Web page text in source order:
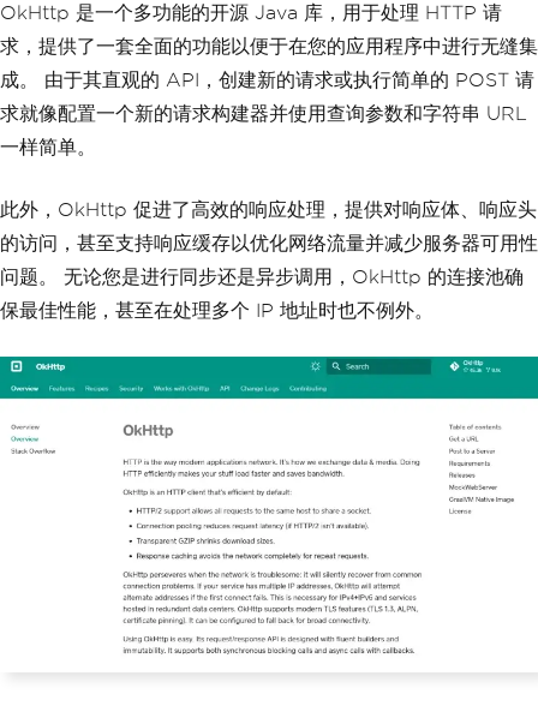
OkHttp 是一个多功能的开源 Java 库，用于处理 HTTP 请
求，提供了一套全面的功能以便于在您的应用程序中进行无缝集
成。 由于其直观的 API，创建新的请求或执行简单的 POST 请
求就像配置一个新的请求构建器并使用查询参数和字符串 URL
一样简单。
此外，OkHttp 促进了高效的响应处理，提供对响应体、响应头
的访问，甚至支持响应缓存以优化网络流量并减少服务器可用性
问题。 无论您是进行同步还是异步调用，OkHttp 的连接池确
保最佳性能，甚至在处理多个 IP 地址时也不例外。